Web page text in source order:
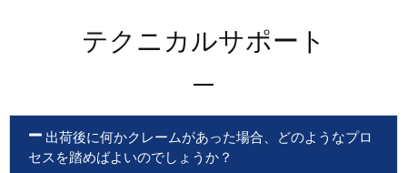
テクニカルサポート
出荷後に何かクレームがあった場合、どのようなプロ
セスを踏めばよいのでしょうか？